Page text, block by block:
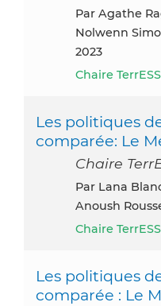
par Agathe Rageys, Mai Ly Saulnier,
Nolwenn
2023
Chaire TerrESS
Les politiques
comparée: Le
Chaire
par Lana Blanc, Paul Carayol, Pauline Lucia,
Anoush
Chaire TerrESS
Les politiques
comparée : Le